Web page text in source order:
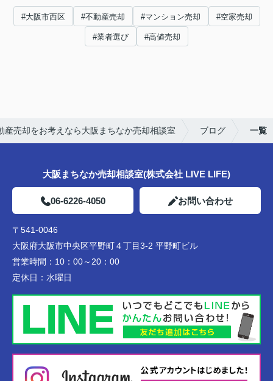
#大阪市西区 #不動産売却 #マンション売却 #空家売却
#業者選び #高値売却
産売却をお考えなら大阪まちなか売却相談室 ブログ 一覧
大阪まちなか売却相談室(株式会社 LIVE LIFE)
06-6226-4050 お問い合わせ
〒541-0046
大阪府大阪市中央区平野町４丁目3-2 平野町ビル
営業時間： 10：00～20：00
定休日： 水曜日